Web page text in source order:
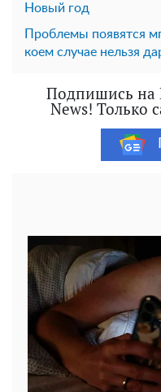
Новый год
Проблемы появятся
коем случае нельзя
Подпишись на
News! Только